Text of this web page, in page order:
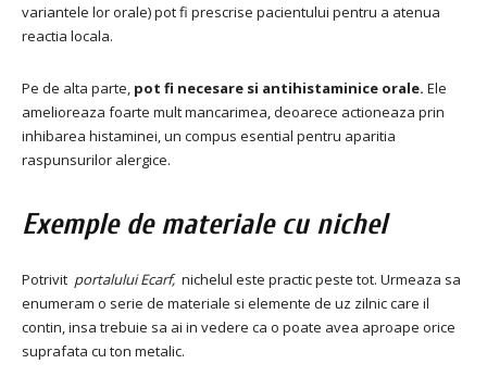
variantele lor orale) pot fi prescrise pacientului pentru a atenua
reactia locala.
Pe de alta parte, pot fi necesare si antihistaminice orale. Ele
amelioreaza foarte mult mancarimea, deoarece actioneaza prin
inhibarea histaminei, un compus esential pentru aparitia
raspunsurilor alergice.
Exemple de materiale cu nichel
Potrivit portalului Ecarf, nichelul este practic peste tot. Urmeaza sa
enumeram o serie de materiale si elemente de uz zilnic care il
contin, insa trebuie sa ai in vedere ca o poate avea aproape orice
suprafata cu ton metalic.